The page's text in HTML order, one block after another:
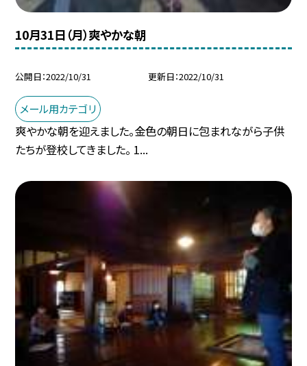
10月31日（月）爽やかな朝
公開日 2022/10/31 更新日 2022/10/31
メール用カテゴリ
爽やかな朝を迎えました。金色の朝日に包まれながら子供
たちが登校してきました。 1...